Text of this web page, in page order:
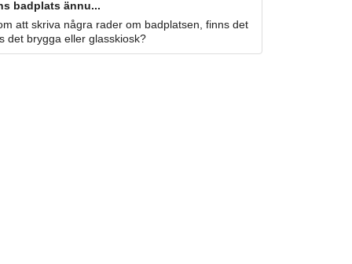
badplats ännu...
att skriva några rader om badplatsen, finns det
det brygga eller glasskiosk?